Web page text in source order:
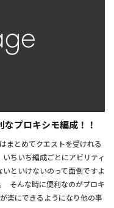
プロキシモ編成！！
まとめてクエストを受けれる
ちいち編成ごとにアビリティ
といけないのって面倒ですよ
そんな時に便利なのがプロキ
楽にできるようになり他の事